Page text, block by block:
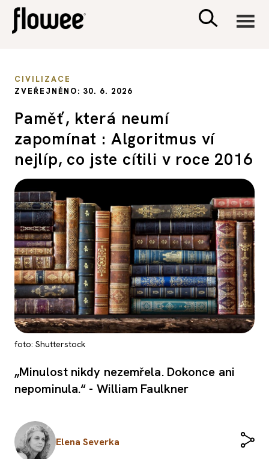
PSYCHOLOGIE
SEX A VZTAHY
PORADNA
CIVILIZACE
ZVEŘEJNĚNO: 30. 6. 2026
Paměť, která neumí
zapomínat : Algoritmus ví
nejlíp, co jste cítili v roce 2016
foto: Shutterstock
„Minulost nikdy nezemřela. Dokonce ani
nepominula.“ - William Faulkner
Elena Severka